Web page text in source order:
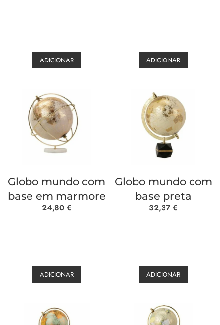
ADICIONAR ADICIONAR
Globo mundo com
base em marmore
24,80 €
ADICIONAR
Globo mundo com
base preta
32,37€
ADICIONAR